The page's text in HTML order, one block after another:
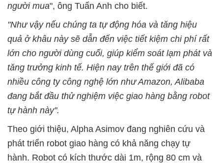
người mua", ông Tuấn Anh cho biết.
"Như vậy nếu chúng ta tự động hóa và tăng hiệu
quả ở khâu này sẽ dẫn đến việc tiết kiệm chi phí rất
lớn cho người dùng cuối, giúp kiểm soát lạm phát và
tăng trưởng kinh tế. Hiện nay trên thế giới đã có
nhiều công ty công nghệ lớn như Amazon, Alibaba
đang bắt đầu thử nghiệm việc giao hàng bằng robot
tự hành này".
Theo giới thiệu, Alpha Asimov đang nghiên cứu và
phát triển robot giao hàng có khả năng chạy tự
hành. Robot có kích thước dài 1m, rộng 80 cm và